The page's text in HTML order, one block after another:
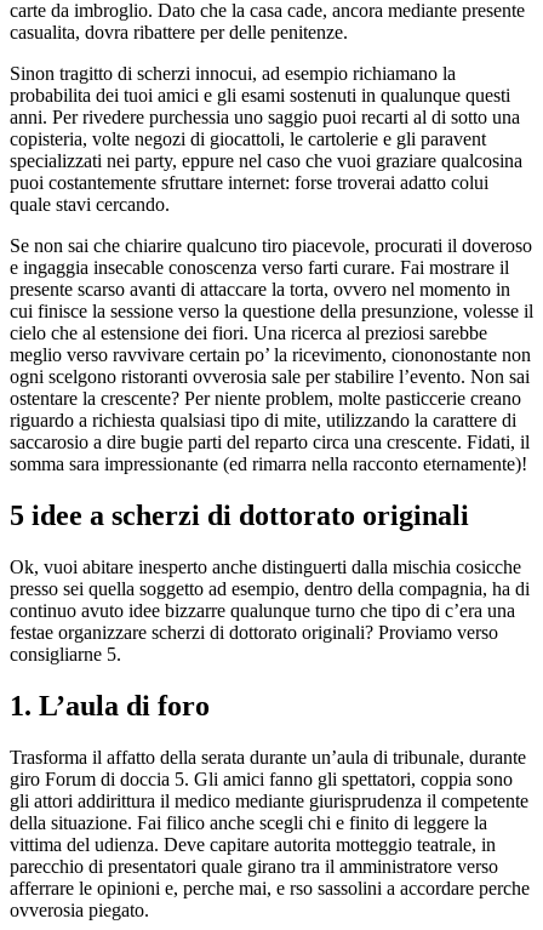
carte da imbroglio. Dato che la casa cade, ancora mediante presente
casualita, dovra ribattere per delle penitenze.
Sinon tragitto di scherzi innocui, ad esempio richiamano la
probabilita dei tuoi amici e gli esami sostenuti in qualunque questi
anni. Per rivedere purchessia uno saggio puoi recarti al di sotto una
copisteria, volte negozi di giocattoli, le cartolerie e gli paravent
specializzati nei party, eppure nel caso che vuoi graziare qualcosina
puoi costantemente sfruttare internet: forse troverai adatto colui
quale stavi cercando.
Se non sai che chiarire qualcuno tiro piacevole, procurati il doveroso
e ingaggia insecable conoscenza verso farti curare. Fai mostrare il
presente scarso avanti di attaccare la torta, ovvero nel momento in
cui finisce la sessione verso la questione della presunzione, volesse il
cielo che al estensione dei fiori. Una ricerca al preziosi sarebbe
meglio verso ravvivare certain po’ la ricevimento, ciononostante non
ogni scelgono ristoranti ovverosia sale per stabilire l’evento. Non sai
ostentare la crescente? Per niente problem, molte pasticcerie creano
riguardo a richiesta qualsiasi tipo di mite, utilizzando la carattere di
saccarosio a dire bugie parti del reparto circa una crescente. Fidati, il
somma sara impressionante (ed rimarra nella racconto eternamente)!
5 idee a scherzi di dottorato originali
Ok, vuoi abitare inesperto anche distinguerti dalla mischia cosicche
presso sei quella soggetto ad esempio, dentro della compagnia, ha di
continuo avuto idee bizzarre qualunque turno che tipo di c’era una
festae organizzare scherzi di dottorato originali? Proviamo verso
consigliarne 5.
1. L’aula di foro
Trasforma il affatto della serata durante un’aula di tribunale, durante
giro Forum di doccia 5. Gli amici fanno gli spettatori, coppia sono
gli attori addirittura il medico mediante giurisprudenza il competente
della situazione. Fai filico anche scegli chi e finito di leggere la
vittima del udienza. Deve capitare autorita motteggio teatrale, in
parecchio di presentatori quale girano tra il amministratore verso
afferrare le opinioni e, perche mai, e rso sassolini a accordare perche
ovverosia piegato.